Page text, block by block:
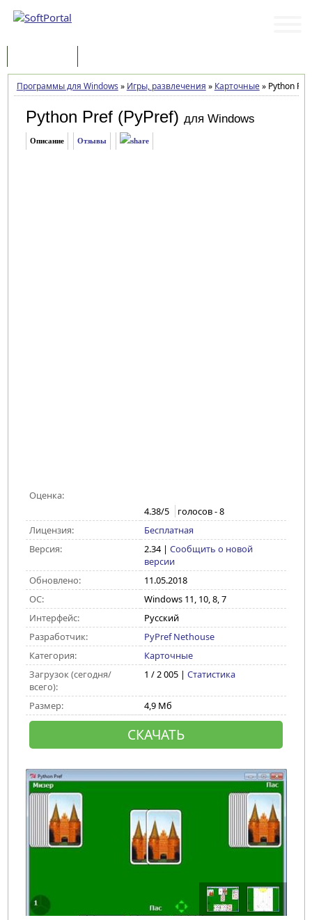
Программы для Windows » Игры, развлечения » Карточные»Python
Python Pref (PyPref) для Windows
Описание Отзывы
Оценка:
4.38/5 голосов -8
Лицензия:
Бесплатная
Версия:
2.34| Сообщить о новой
версии
Обновлено:
11.05.2018
ОС:
Windows 11, 10, 8, 7
Интерфейс:
Русский
Разработчик:
PyPref Nethouse
Категория:
Карточные
Загрузок (сегодня/
всего):
1 / 2 005 | Статистика
Размер: 4,9 Мб
СКАЧАТЬ